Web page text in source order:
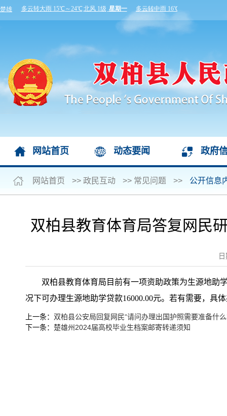
网站首页 动态要闻 政府
网站首页 >> 政民互动 >> 常见问题 >> 公开信息
双柏县教育体育局答复网民
双柏县教育体育局目前有一项资助政策为生源地助
况下可办理生源地助学贷款16000.00元。若有需要，具
上一条： 双柏县公安局回复网民“请问办理出国护照需要准备什
下一条： 楚雄州2024届高校毕业生档案邮寄转递须知